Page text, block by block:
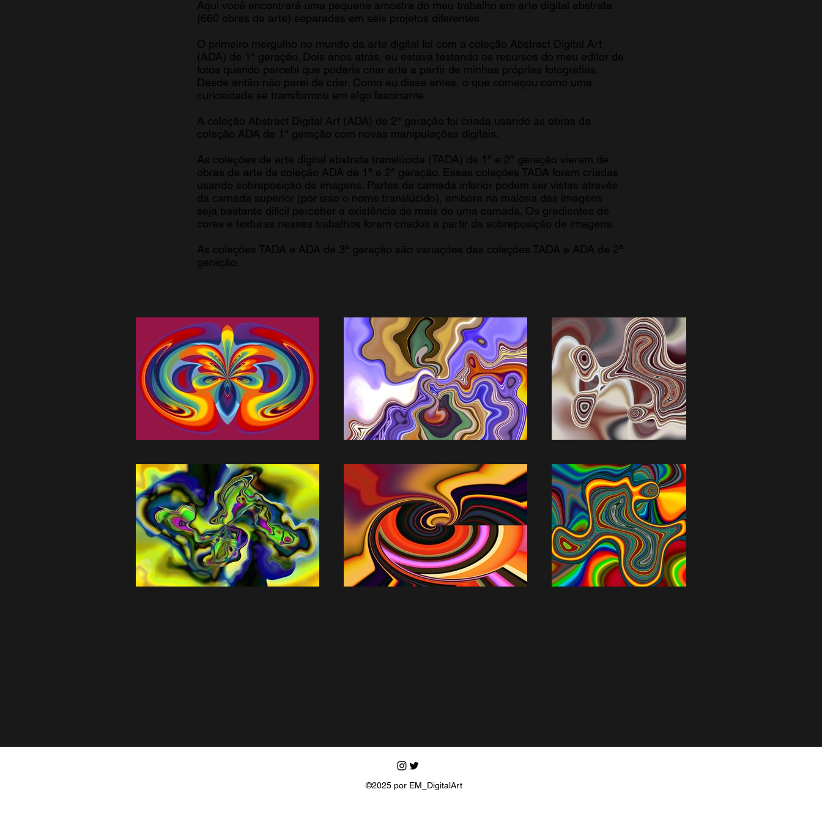
Aqui você encontrará uma pequena amostra do meu trabalho em arte digital abstrata
(660 obras de arte) separadas em seis projetos diferentes.
O primeiro mergulho no mundo da arte digital foi com a coleção Abstract Digital Art
(ADA) de 1ª geração. Dois anos atrás, eu estava testando os recursos do meu editor de
fotos quando percebi que poderia criar arte a partir de minhas próprias fotografias.
Desde então não parei de criar. Como eu disse antes, o que começou como uma
curiosidade se transformou em algo fascinante.
A coleção Abstract Digital Art (ADA) de 2ª geração foi criada usando as obras da
coleção ADA de 1ª geração com novas manipulações digitais.
As coleções de arte digital abstrata translúcida (TADA) de 1ª e 2ª geração vieram de
obras de arte da coleção ADA de 1ª e 2ª geração. Essas coleções TADA foram criadas
usando sobreposição de imagens. Partes da camada inferior podem ser vistas através
da camada superior (por isso o nome translúcido), embora na maioria das imagens
seja bastante difícil perceber a existência de mais de uma camada. Os gradientes de
cores e texturas nesses trabalhos foram criados a partir da sobreposição de imagens.
As coleções TADA e ADA de 3ª geração são variações das coleções TADA e ADA de 2ª
geração.
©2025 por EM_DigitalArt